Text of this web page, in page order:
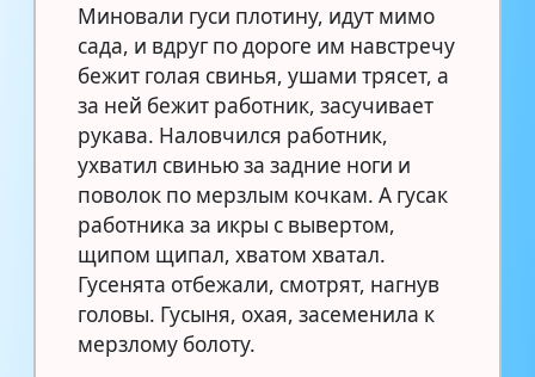
Миновали гуси плотину, идут мимо
сада, и вдруг по дороге им навстречу
бежит голая свинья, ушами трясет, а
за ней бежит работник, засучивает
рукава. Наловчился работник,
ухватил свинью за задние ноги и
поволок по мерзлым кочкам. А гусак
работника за икры с вывертом,
щипом щипал, хватом хватал.
Гусенята отбежали, смотрят, нагнув
головы. Гусыня, охая, засеменила к
мерзлому болоту.